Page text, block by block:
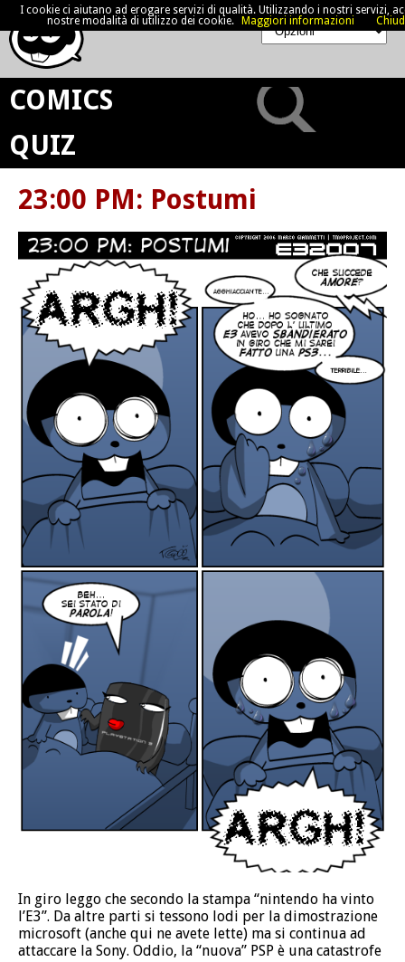
COMICS
QUIZ
23:00 PM: Postumi
In giro leggo che secondo la stampa “nintendo ha vinto
l’E3”. Da altre parti si tessono lodi per la dimostrazione
microsoft (anche qui ne avete lette) ma si continua ad
attaccare la Sony. Oddio, la “nuova” PSP è una catastrofe
I cookie ci aiutano ad erogare servizi di qualità. Utilizzando i nostri servizi,
nostre modalità di utilizzo dei cookie.
Maggiori informazioni